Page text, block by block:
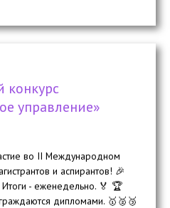
управление»
во II Международном
и аспирантов! 🎉
- еженедельно. 🏅 🏆
дипломами. 🥇🥈🥉